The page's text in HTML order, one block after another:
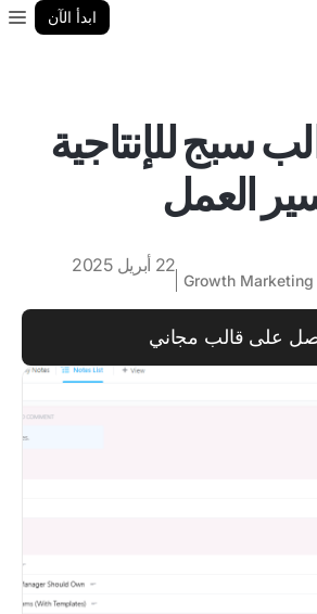
ابدأ الآن
سبج للإنتاجية
العمل
Growth
22 أبريل 2025
على قالب مجاني